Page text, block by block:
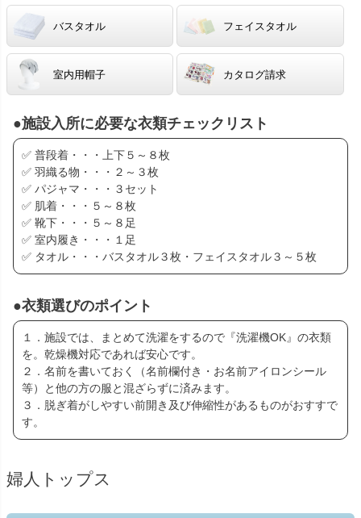
バスタオル フェイスタオル
室内用帽子 カタログ請求
●施設入所に必要な衣類チェックリスト
✅ 普段着・・・上下５～８枚
✅ 羽織る物・・・２～３枚
✅ パジャマ・・・３セット
✅ 肌着・・・５～８枚
✅ 靴下・・・５～８足
✅ 室内履き・・・１足
✅ タオル・・・バスタオル３枚・フェイスタオル３～５枚
●衣類選びのポイント
１．施設では、まとめて洗濯をするので『洗濯機OK』の衣類
を。乾燥機対応であれば安心です。
２．名前を書いておく（名前欄付き・お名前アイロンシール
等）と他の方の服と混ざらずに済みます。
３．脱ぎ着がしやすい前開き及び伸縮性があるものがおすすで
す。
婦人トップス